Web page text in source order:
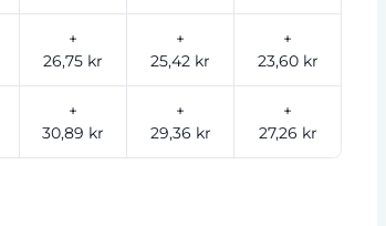
+
26,75 kr
+
25,42 kr
+
23,60 kr
+
30,89 kr
+
29,36 kr
+
27,26 kr